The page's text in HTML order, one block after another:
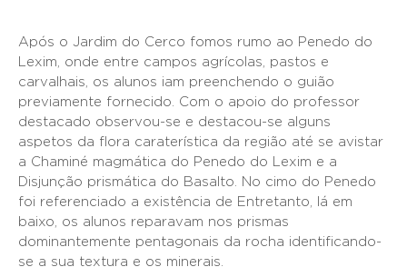
Após o Jardim do Cerco fomos rumo ao Penedo do
Lexim, onde entre campos agrícolas, pastos e
carvalhais, os alunos iam preenchendo o guião
previamente fornecido. Com o apoio do professor
destacado observou-se e destacou-se alguns
aspetos da flora caraterística da região até se avistar
a Chaminé magmática do Penedo do Lexim e a
Disjunção prismática do Basalto. No cimo do Penedo
foi referenciado a existência de Entretanto, lá em
baixo, os alunos reparavam nos prismas
dominantemente pentagonais da rocha identificando-
se a sua textura e os minerais.